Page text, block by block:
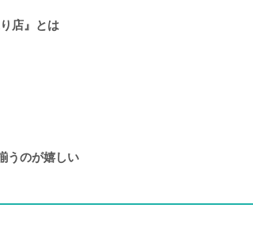
店』とは
うのが嬉しい